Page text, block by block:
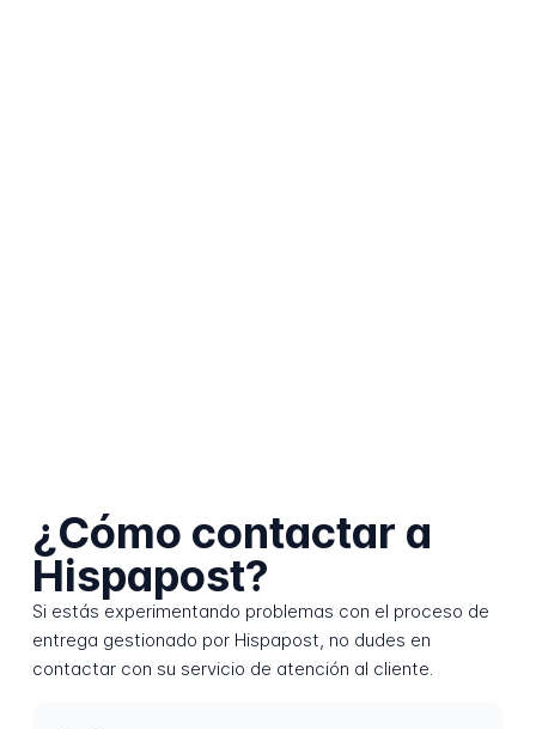
¿Cómo contactar a
Hispapost?
Si estás experimentando problemas con el proceso de
entrega gestionado por Hispapost, no dudes en
contactar con su servicio de atención al cliente.